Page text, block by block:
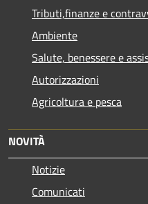
Tributi,finanze e
Ambiente
Salute, benessere e
Autorizzazioni
Agricoltura e pesca
NOVITÀ
Notizie
Comunicati